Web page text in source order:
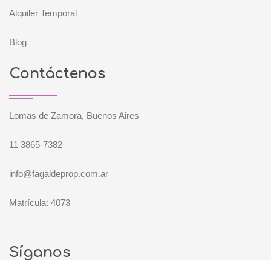
Alquiler Temporal
Blog
Contáctenos
Lomas de Zamora, Buenos Aires
11 3865-7382
info@fagaldeprop.com.ar
Matrícula: 4073
Síganos